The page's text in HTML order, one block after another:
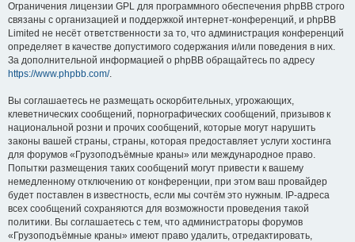
Ограничения лицензии GPL для программного обеспечения phpBB строго
связаны с организацией и поддержкой интернет-конференций, и phpBB
Limited не несёт ответственности за то, что администрация конференций
определяет в качестве допустимого содержания и/или поведения в них.
За дополнительной информацией о phpBB обращайтесь по адресу
https://www.phpbb.com/.
Вы соглашаетесь не размещать оскорбительных, угрожающих,
клеветнических сообщений, порнографических сообщений, призывов к
национальной розни и прочих сообщений, которые могут нарушить
законы вашей страны, страны, которая предоставляет услуги хостинга
для форумов «Грузоподъёмные краны» или международное право.
Попытки размещения таких сообщений могут привести к вашему
немедленному отключению от конференции, при этом ваш провайдер
будет поставлен в известность, если мы сочтём это нужным. IP-адреса
всех сообщений сохраняются для возможности проведения такой
политики. Вы соглашаетесь с тем, что администраторы форумов
«Грузоподъёмные краны» имеют право удалить, отредактировать,